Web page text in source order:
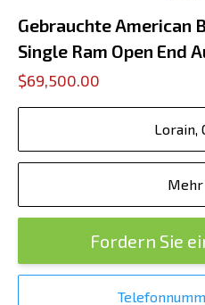
Gebrauchte American
Single Ram Open End
$69,500.00
Lorain,
Fordern Sie